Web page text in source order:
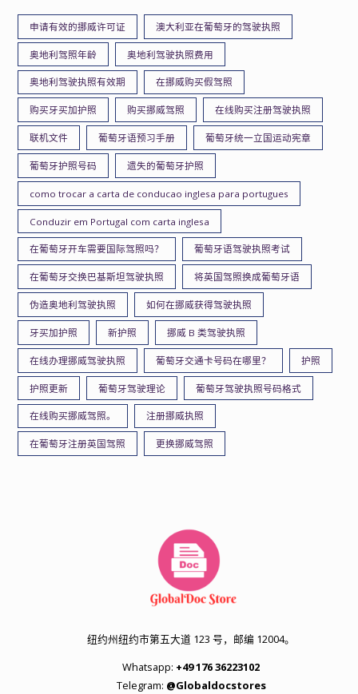
申请有效的挪威许可证 澳大利亚在葡萄牙的驾驶执照
奥地利驾照年龄 奥地利驾驶执照费用
奥地利驾驶执照有效期 在挪威购买假驾照
购买牙买加护照 购买挪威驾照 在线购买注册驾驶执照
联机文件 葡萄牙语预习手册 葡萄牙统一立国运动宪章
葡萄牙护照号码 遗失的葡萄牙护照
como trocar a carta de conducao inglesa para portugues
Conduzir em Portugal com carta inglesa
在葡萄牙开车需要国际驾照吗？ 葡萄牙语驾驶执照考试
在葡萄牙交换巴基斯坦驾驶执照 将英国驾照换成葡萄牙语
伪造奥地利驾驶执照 如何在挪威获得驾驶执照
牙买加护照 新护照 挪威 B 类驾驶执照
在线办理挪威驾驶执照 葡萄牙交通卡号码在哪里？ 护照
护照更新 葡萄牙驾驶理论 葡萄牙驾驶执照号码格式
在线购买挪威驾照。 注册挪威执照
在葡萄牙注册英国驾照 更换挪威驾照
纽约州纽约市第五大道 123 号，邮编 12004。
Whatsapp: +49 176 36223102
Telegram: @Globaldocstores